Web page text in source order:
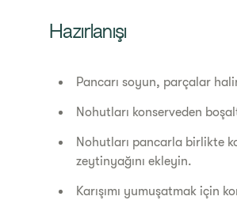
Hazırlanışı
Pancarı soyun, parçalar
Nohutları konserveden
Nohutları pancarla birlikte
zeytinyağını ekleyin.
Karışımı yumuşatmak için